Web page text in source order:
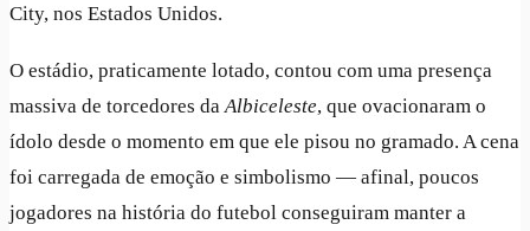
City, nos Estados Unidos.
O estádio, praticamente lotado, contou com uma presença
massiva de torcedores daAlbiceleste, que ovacionaram o
ídolo desde o momento em que ele pisou no gramado. A cena
foi carregada de emoção e simbolismo — afinal, poucos
jogadores na história do futebol conseguiram manter a